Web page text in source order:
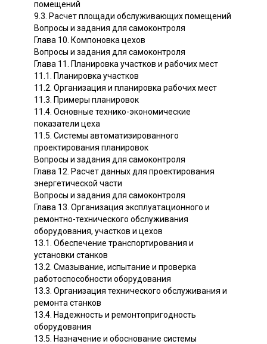
помещений
9.3. Расчет площади обслуживающих помещений
Вопросы и задания для самоконтроля
Глава 10. Компоновка цехов
Вопросы и задания для самоконтроля
Глава 11. Планировка участков и рабочих мест
11.1. Планировка участков
11.2. Организация и планировка рабочих мест
11.3. Примеры планировок
11.4. Основные технико-экономические
показатели цеха
11.5. Системы автоматизированного
проектирования планировок
Вопросы и задания для самоконтроля
Глава 12. Расчет данных для проектирования
энергетической части
Вопросы и задания для самоконтроля
Глава 13. Организация эксплуатационного и
ремонтно-технического обслуживания
оборудования, участков и цехов
13.1. Обеспечение транспортирования и
установки станков
13.2. Смазывание, испытание и проверка
работоспособности оборудования
13.3. Организация технического обслуживания и
ремонта станков
13.4. Надежность и ремонтопригодность
оборудования
13.5. Назначение и обоснование системы